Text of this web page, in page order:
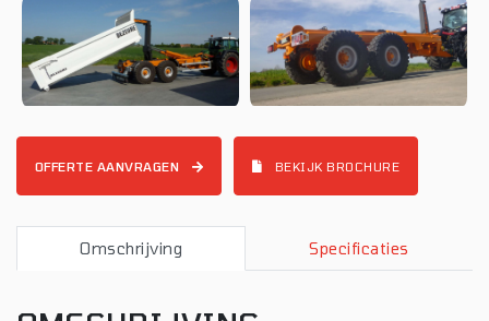
OFFERTE AANVRAGEN BEKIJK BROCHURE
Omschrijving Specificaties